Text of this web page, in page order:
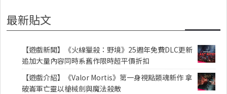
最新貼文
【遊戲新聞】《火線獵殺：野境》25週年免費DLC更新
追加大量內容同時系舊作限時超平價折扣
【遊戲介紹】《Valor Mortis》第一身視點類魂新作 拿
破崙軍亡靈以槍械劍與魔法殺敵